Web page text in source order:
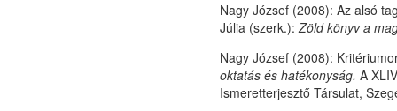
Nagy József (2008): Az alsó
Júlia (szerk.): Zöld könyv a
Nagy József (2008):
oktatás és hatékonyság. A
Ismeretterjesztő Társulat,